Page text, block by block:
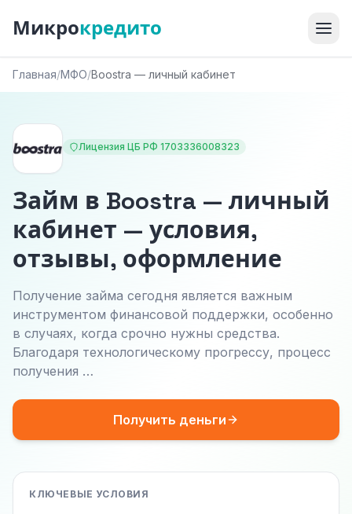
Микрокредито
Главная/МФО/Boostra — личный кабинет
Лицензия ЦБ РФ 1703336008323
Займ в Boostra — личный
кабинет — условия,
отзывы, оформление
Получение займа сегодня является важным
инструментом финансовой поддержки, особенно
в случаях, когда срочно нужны средства.
Благодаря технологическому прогрессу, процесс
получения …
Получить деньги
КЛЮЧЕВЫЕ УСЛОВИЯ